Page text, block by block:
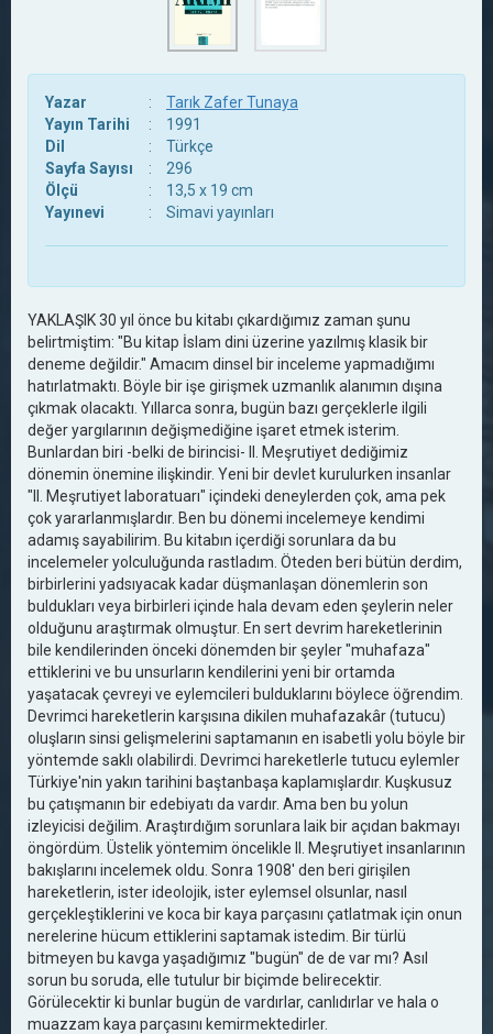
Yazar :
Tarık Zafer Tunaya
Yayın Tarihi
:
1991
Dil
:
Türkçe
Sayfa Sayısı
:
296
Ölçü
:
13,5 x 19 cm
Yayınevi
: Simavi yayınları
YAKLAŞIK 30 yıl önce bu kitabı çıkardığımız zaman şunu
belirtmiştim: "Bu kitap İslam dini üzerine yazılmış klasik bir
deneme değildir." Amacım dinsel bir inceleme yapmadığımı
hatırlatmaktı. Böyle bir işe girişmek uzmanlık alanımın dışına
çıkmak olacaktı. Yıllarca sonra, bugün bazı gerçeklerle ilgili
değer yargılarının değişmediğine işaret etmek isterim.
Bunlardan biri -belki de birincisi- II. Meşrutiyet dediğimiz
dönemin önemine ilişkindir. Yeni bir devlet kurulurken insanlar
"II. Meşrutiyet laboratuarı" içindeki deneylerden çok, ama pek
çok yararlanmışlardır. Ben bu dönemi incelemeye kendimi
adamış sayabilirim. Bu kitabın içerdiği sorunlara da bu
incelemeler yolculuğunda rastladım. Öteden beri bütün derdim,
birbirlerini yadsıyacak kadar düşmanlaşan dönemlerin son
buldukları veya birbirleri içinde hala devam eden şeylerin neler
olduğunu araştırmak olmuştur. En sert devrim hareketlerinin
bile kendilerinden önceki dönemden bir şeyler "muhafaza"
ettiklerini ve bu unsurların kendilerini yeni bir ortamda
yaşatacak çevreyi ve eylemcileri bulduklarını böylece öğrendim.
Devrimci hareketlerin karşısına dikilen muhafazakâr (tutucu)
oluşların sinsi gelişmelerini saptamanın en isabetli yolu böyle bir
yöntemde saklı olabilirdi. Devrimci hareketlerle tutucu eylemler
Türkiye'nin yakın tarihini baştanbaşa kaplamışlardır. Kuşkusuz
bu çatışmanın bir edebiyatı da vardır. Ama ben bu yolun
izleyicisi değilim. Araştırdığım sorunlara laik bir açıdan bakmayı
öngördüm. Üstelik yöntemim öncelikle II. Meşrutiyet insanlarının
bakışlarını incelemek oldu. Sonra 1908' den beri girişilen
hareketlerin, ister ideolojik, ister eylemsel olsunlar, nasıl
gerçekleştiklerini ve koca bir kaya parçasını çatlatmak için onun
nerelerine hücum ettiklerini saptamak istedim. Bir türlü
bitmeyen bu kavga yaşadığımız "bugün" de de var mı? Asıl
sorun bu soruda, elle tutulur bir biçimde belirecektir.
Görülecektir ki bunlar bugün de vardırlar, canlıdırlar ve hala o
muazzam kaya parçasını kemirmektedirler.